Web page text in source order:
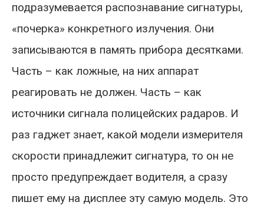
подразумевается распознавание сигнатуры,
«почерка» конкретного излучения. Они
записываются в память прибора десятками.
Часть – как ложные, на них аппарат
реагировать не должен. Часть – как
источники сигнала полицейских радаров. И
раз гаджет знает, какой модели измерителя
скорости принадлежит сигнатура, то он не
просто предупреждает водителя, а сразу
пишет ему на дисплее эту самую модель. Это